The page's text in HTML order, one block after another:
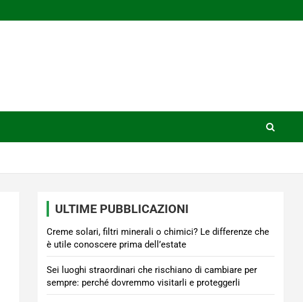
ULTIME PUBBLICAZIONI
Creme solari, filtri minerali o chimici? Le differenze che
è utile conoscere prima dell’estate
Sei luoghi straordinari che rischiano di cambiare per
sempre: perché dovremmo visitarli e proteggerli